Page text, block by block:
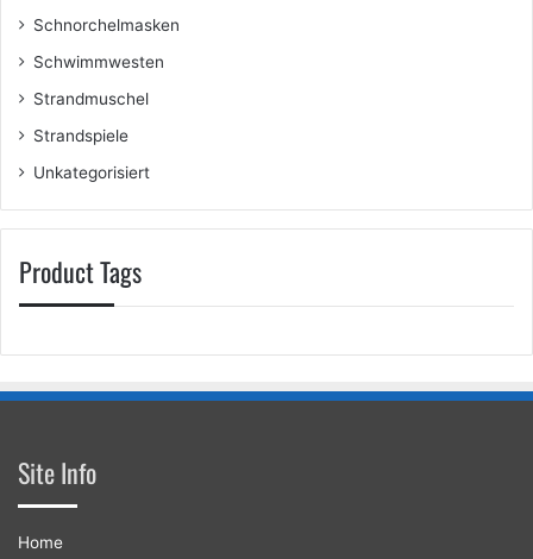
Schnorchelmasken
Schwimmwesten
Strandmuschel
Strandspiele
Unkategorisiert
Product Tags
Site Info
Home